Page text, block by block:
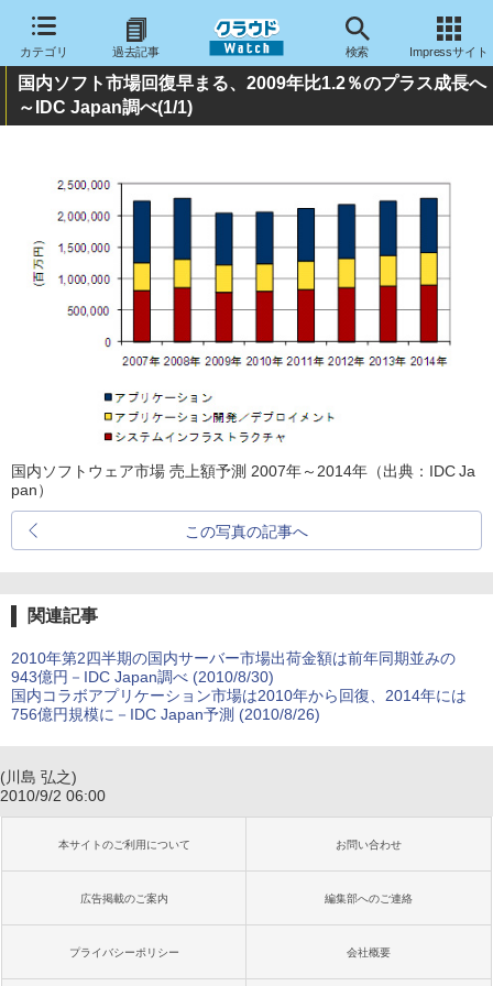
カテゴリ 過去記事 検索 Impressサイト
国内ソフト市場回復早まる、2009年比1.2％のプラス成長へ
～IDC Japan調べ(1/1)
国内ソフトウェア市場 売上額予測 2007年～2014年（出典：IDC Ja
pan）
この写真の記事へ
関連記事
2010年第2四半期の国内サーバー市場出荷金額は前年同期並みの
943億円－IDC Japan調べ (2010/8/30)
国内コラボアプリケーション市場は2010年から回復、2014年には
756億円規模に－IDC Japan予測 (2010/8/26)
(川島 弘之)
2010/9/2 06:00
本サイトのご利用について お問い合わせ
広告掲載のご案内 編集部へのご連絡
プライバシーポリシー 会社概要